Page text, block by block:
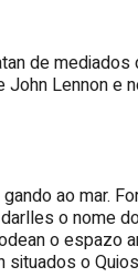
de
John Lennon
ao mar.
o nome
o espazo
situados o